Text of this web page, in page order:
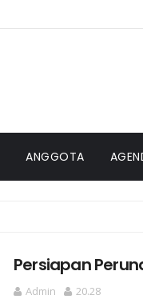
ANGGOTA
Persiapan
Admin 20.28